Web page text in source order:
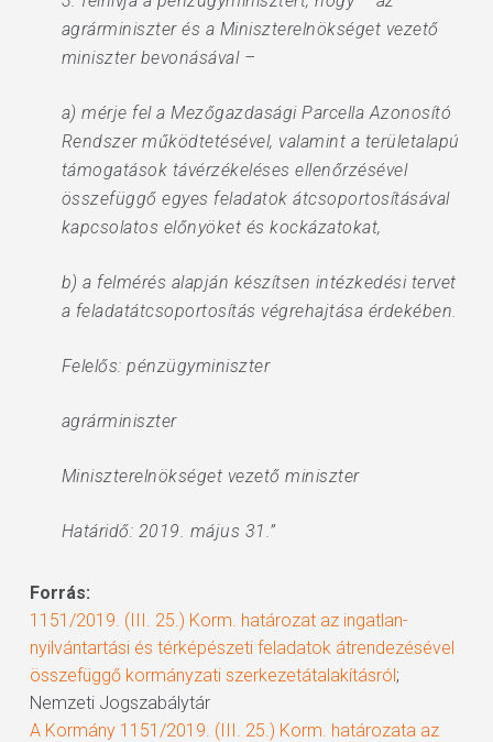
agrárminiszter és a Miniszterelnökséget vezető
miniszter bevonásával –
a) mérje fel a Mezőgazdasági Parcella Azonosító
Rendszer működtetésével, valamint a területalapú
támogatások távérzékeléses ellenőrzésével
összefüggő egyes feladatok átcsoportosításával
kapcsolatos előnyöket és kockázatokat,
b) a felmérés alapján készítsen intézkedési tervet
a feladatátcsoportosítás végrehajtása érdekében.
Felelős: pénzügyminiszter
agrárminiszter
Miniszterelnökséget vezető miniszter
Határidő: 2019. május 31.”
Forrás:
1151/2019. (III. 25.) Korm. határozat az ingatlan-
nyilvántartási és térképészeti feladatok átrendezésével
összefüggő kormányzati szerkezetátalakításról;
Nemzeti Jogszabálytár
A Kormány 1151/2019. (III. 25.) Korm. határozata az